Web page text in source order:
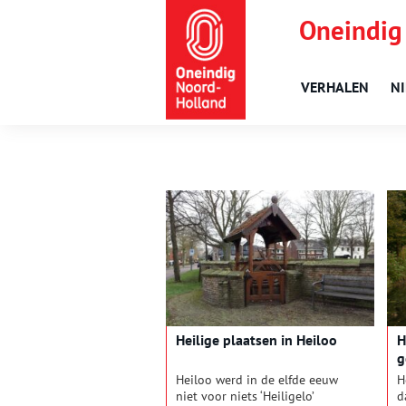
VERHALEN
Heilige plaatsen in Heiloo
Heiloo werd in de elfde eeuw
niet voor niets ‘Heiligelo’